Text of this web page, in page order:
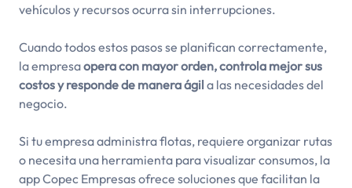
vehículos y recursos ocurra sin interrupciones.
Cuando todos estos pasos se planifican correctamente,
la empresaopera con mayor orden, controla mejor sus
costos y responde de manera ágila las necesidades del
negocio.
Si tu empresa administra flotas, requiere organizar rutas
o necesita una herramienta para visualizar consumos, la
app Copec Empresas ofrece soluciones que facilitan la